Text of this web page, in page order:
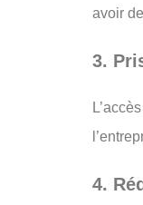
avoir
3.
4.